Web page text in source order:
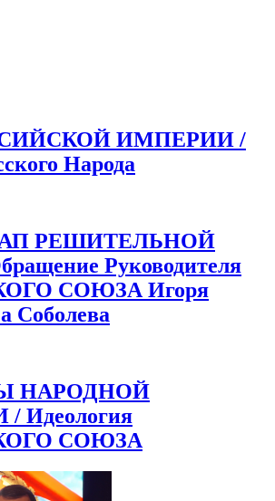
ИМПЕРИИ /
Народа
РЕШИТЕЛЬНОЙ
Руководителя
СОЮЗА Игоря
Соболева
НАРОДНОЙ
Идеология
СОЮЗА